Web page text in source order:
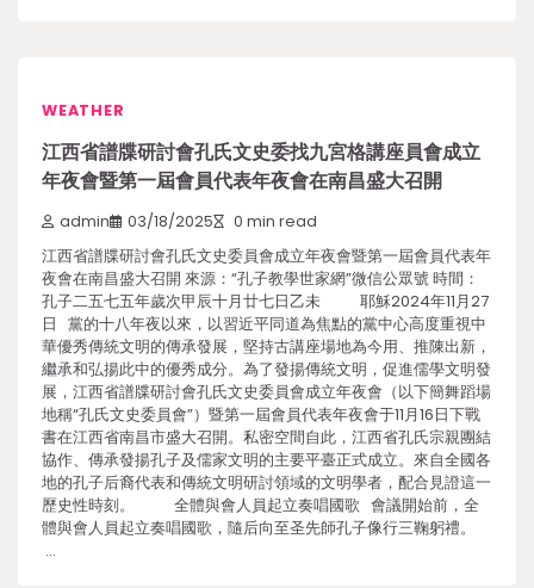
WEATHER
江西省譜牒研討會孔氏文史委找九宮格講座員會成立
年夜會暨第一屆會員代表年夜會在南昌盛大召開
admin 03/18/2025 0 min read
江西省譜牒研討會孔氏文史委員會成立年夜會暨第一屆會員代表年
夜會在南昌盛大召開 來源：“孔子教學世家網”微信公眾號 時間：
孔子二五七五年歲次甲辰十月廿七日乙未 耶穌2024年11月27
日 黨的十八年夜以來，以習近平同道為焦點的黨中心高度重視中
華優秀傳統文明的傳承發展，堅持古講座場地為今用、推陳出新，
繼承和弘揚此中的優秀成分。為了發揚傳統文明，促進儒學文明發
展，江西省譜牒研討會孔氏文史委員會成立年夜會（以下簡舞蹈場
地稱“孔氏文史委員會”）暨第一屆會員代表年夜會于11月16日下戰
書在江西省南昌市盛大召開。私密空間自此，江西省孔氏宗親團結
協作、傳承發揚孔子及儒家文明的主要平臺正式成立。來自全國各
地的孔子后裔代表和傳統文明研討領域的文明學者，配合見證這一
歷史性時刻。 全體與會人員起立奏唱國歌 會議開始前，全
體與會人員起立奏唱國歌，隨后向至圣先師孔子像行三鞠躬禮。
…